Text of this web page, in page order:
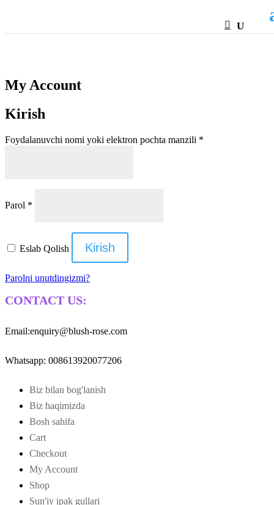
My Account
Kirish
Foydalanuvchi nomi yoki elektron pochta manzili *
Parol *
Eslab Qolish Kirish
Parolni unutdingizmi?
CONTACT US:
Email:enquiry@blush-rose.com
Whatsapp: 008613920077206
Biz bilan bog'lanish
Biz haqimizda
Bosh sahifa
Cart
Checkout
My Account
Shop
Sun'iy ipak gullari